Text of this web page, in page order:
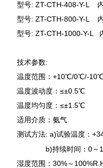
型号: ZT-CTH-408-Y-L
型号: ZT-CTH-800-Y-L
型号: ZT-CTH-1000-Y-L
技术参数:
温度范围：+10℃/0℃/-
温度波动度：≤±0.5℃
温度均匀度：≤±1.5℃
适用介质：氨气
测试方法: a)试验温度：
b)持续时间：0～
湿度范围：30%～